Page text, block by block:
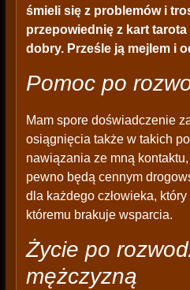
śmieli się z problemów i
przepowiednię z kart
dobry. Prześle ją mejlem i
Pomoc po
Mam spore doświadczenie
osiągnięcia także w takich
nawiązania ze mną
pewno będą cennym
dla każdego człowieka,
któremu brakuje wsparcia.
Życie po
mężczyzną